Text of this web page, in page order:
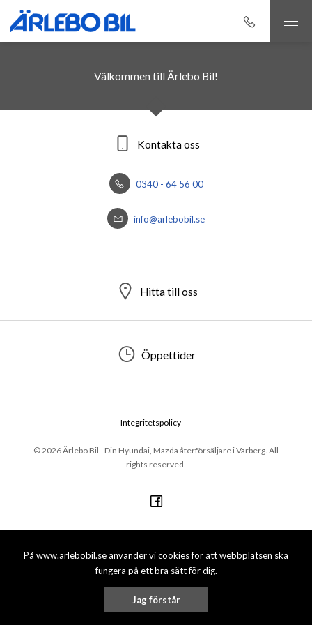
På www.arlebobil.se använder vi cookies för att webbplatsen ska
fungera på ett bra sätt för dig.
Jag förstår
Välkommen till Ärlebo Bil!
Kontakta oss
0340 - 64 56 00
info@arlebobil.se
Hitta till oss
Öppettider
© 2026 Ärlebo Bil - Din Hyundai, Mazda återförsäljare i Varberg. All
rights reserved.
Integritetspolicy